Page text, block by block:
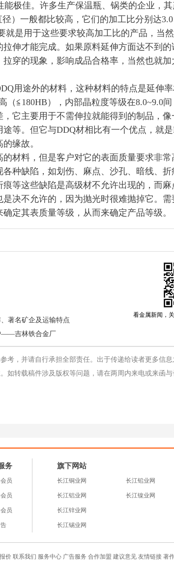
能极佳。许多生产保温瓶、锅类的企业，
）一般都比较高，它们的加工比分别达3.0
就是用于这些要求较高加工比的产品，当
伸才能完成。如果原料延伸方面达不到
穿的现象，影响成品合格率，当然也就
用途外的材料，这种材料的特点是延伸
（≦180HB），内部晶粒度等级在8.0~9.0
它主要用于不需伸拉就能得到的制品，像
等。但它与DDQ材相比有一个优点，就是
缘故。
材料，但是客户对它的表面质量要求非
种缺陷，如划伤、麻点、沙孔、暗线、
等这些缺陷是高级材不允许出现的，而
决不允许的，因为抛光时很难抛掉它。
定其表质量等级，从而来确定产品等级。
著名矿企及运输特点
——吉林铁合金厂
看金属新闻，
考，并请自行承担全部责任。出于传递给读者更多信
如转载稿件涉及版权等问题，请在两周内来电或来函
务
员
员
员
旗下网站
长江铜业网
长江铝业网
长江锌业网
长江锡业网
长江铅业网
长江镍业网
价 联系我们 服务中心 广告服务 合作加盟 建议意见 友情链接 著